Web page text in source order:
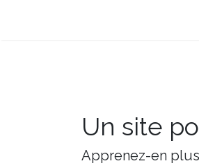
Un site
Apprenez-en